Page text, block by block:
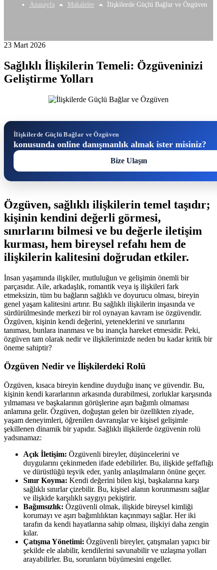
Anasayfa Makaleler İlişkilerde Güçlü Bağlar ve Özgüven
23 Mart 2026
Sağlıklı İlişkilerin Temeli: Özgüveninizi
Geliştirme Yolları
İlişkilerde Güçlü Bağlar ve Özgüven
konusunda online danışmanlık almak ister misiniz?
Bize Ulaşın
Özgüven, sağlıklı ilişkilerin temel taşıdır;
kişinin kendini değerli görmesi,
sınırlarını bilmesi ve bu değerle iletişim
kurması, hem bireysel refahı hem de
ilişkilerin kalitesini doğrudan etkiler.
İnsan yaşamında ilişkiler, mutluluğun ve gelişimin önemli bir
parçasıdır. Aile, arkadaşlık, romantik veya iş ilişkileri fark
etmeksizin, tüm bu bağların sağlıklı ve doyurucu olması, bireyin
genel yaşam kalitesini artırır. Bu sağlıklı ilişkilerin inşasında ve
sürdürülmesinde merkezi bir rol oynayan kavram ise özgüvendir.
Özgüven, kişinin kendi değerini, yeteneklerini ve sınırlarını
tanıması, bunlara inanması ve bu inançla hareket etmesidir. Peki,
özgüven tam olarak nedir ve ilişkilerimizde neden bu kadar kritik bir
öneme sahiptir?
Özgüven Nedir ve İlişkilerdeki Rolü
Özgüven, kısaca bireyin kendine duyduğu inanç ve güvendir. Bu,
kişinin kendi kararlarının arkasında durabilmesi, zorluklar karşısında
yılmaması ve başkalarının görüşlerine aşırı bağımlı olmaması
anlamına gelir. Özgüven, doğuştan gelen bir özellikten ziyade,
yaşam deneyimleri, öğrenilen davranışlar ve kişisel gelişimle
şekillenen dinamik bir yapıdır. Sağlıklı ilişkilerde özgüvenin rolü
yadsınamaz:
Açık İletişim: Özgüvenli bireyler, düşüncelerini ve
duygularını çekinmeden ifade edebilirler. Bu, ilişkide şeffaflığı
ve dürüstlüğü teşvik eder, yanlış anlaşılmaların önüne geçer.
Sınır Koyma: Kendi değerini bilen kişi, başkalarına karşı
sağlıklı sınırlar çizebilir. Bu, kişisel alanın korunmasını sağlar
ve ilişkide karşılıklı saygıyı pekiştirir.
Bağımsızlık: Özgüvenli olmak, ilişkide bireysel kimliği
korumayı ve aşırı bağımlılıktan kaçınmayı sağlar. Her iki
tarafın da kendi hayatlarına sahip olması, ilişkiyi daha zengin
kılar.
Çatışma Yönetimi: Özgüvenli bireyler, çatışmaları yapıcı bir
şekilde ele alabilir, kendilerini savunabilir ve uzlaşma yolları
arayabilirler. Bu, sorunların büyümesini engeller.